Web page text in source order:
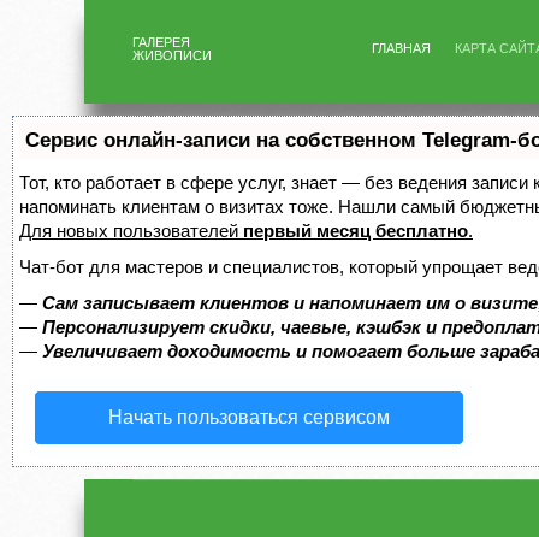
ГАЛЕРЕЯ
ЖИВОПИСИ
ГЛАВНАЯ КАРТА
Сервис онлайн-записи на собственном Telegram-
Тот, кто работает в сфере услуг, знает — без ведения
напоминать клиентам о визитах тоже. Нашли самый
Для новых пользователей первый месяц бесплатно.
Чат-бот для мастеров и специалистов, который упрощает
— Сам записывает клиентов и напоминает им о
— Персонализирует скидки, чаевые, кэшбэк и
— Увеличивает доходимость и помогает больше
Начать пользоваться сервисом